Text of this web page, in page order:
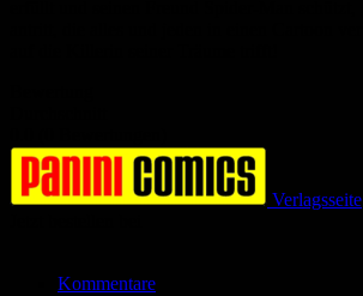
Verlagsseite
Kommentare